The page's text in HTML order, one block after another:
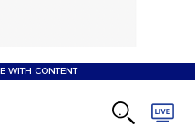
WITH CONTENT